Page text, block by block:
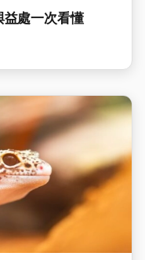
益處一次看懂